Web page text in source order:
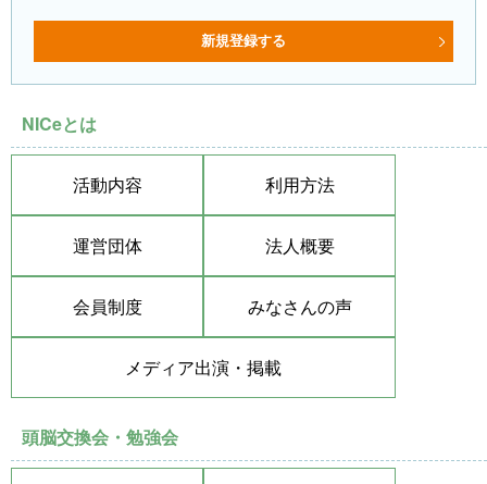
NICeとは
活動内容 利用方法
運営団体 法人概要
会員制度 みなさんの声
メディア出演・掲載
頭脳交換会・勉強会